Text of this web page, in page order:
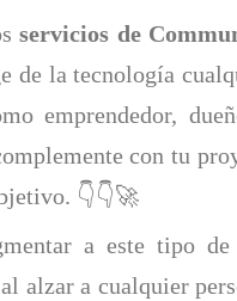
servicios de
de la tecnología
emprendedor,
con tu
👇👇🚀
a este tipo
alzar a cualquier